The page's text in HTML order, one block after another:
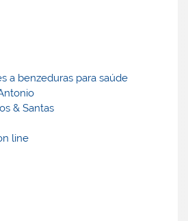
a benzeduras para saúde
& Santas
line